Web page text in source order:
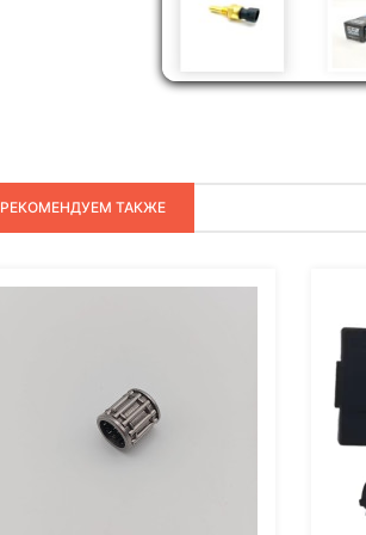
РЕКОМЕНДУЕМ ТАКЖЕ